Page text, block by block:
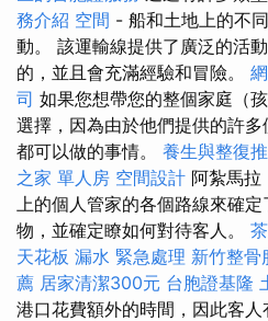
務介紹 空間 - 船和土地上的不
動。 該運輸線提供了廣泛的活
的，並且會充滿經驗和冒險。
司 如果您想帶您的整個家庭（
選擇，因為由於他們提供的許
都可以做的事情。 養生與整復
之家 單人房 空間設計 阿紮馬
上的個人管家的各個路線來確
物，並確定瞭如何對待客人。
天花板 漏水 緊急處理 新竹整骨
薦 居家清潔300元 台胞證基隆
港口花費額外的時間，因此客